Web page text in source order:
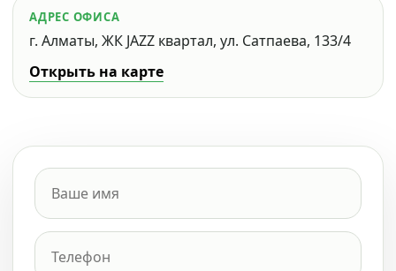
АДРЕС ОФИСА
г. Алматы, ЖК JAZZ квартал, ул. Сатпаева, 133/4
Открыть на карте